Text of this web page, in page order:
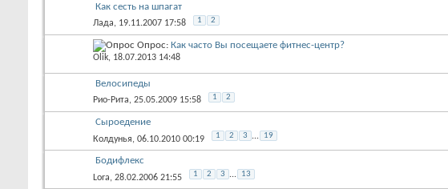
Как сесть на шпагат
Лада, 19.11.2007 17:58 1 2
Опрос: Как часто Вы посещаете фитнес-центр?
Olik, 18.07.2013 14:48
Велосипеды
Рио-Рита, 25.05.2009 15:58 1 2
Сыроедение
Колдунья, 06.10.2010 00:19 1 2 3 ... 19
Бодифлекс
Lora, 28.02.2006 21:55 1 2 3 ... 13